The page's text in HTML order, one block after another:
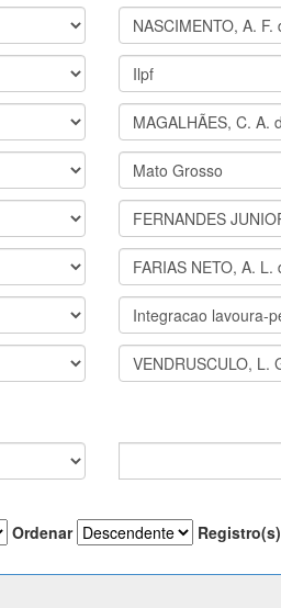
Ordenar Registro(s)